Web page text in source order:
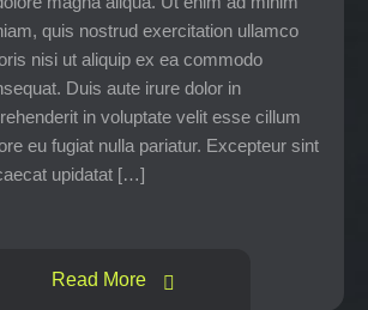
quis nostrud exercitation ullamco
nisi ut aliquip ex ea commodo
Duis aute irure dolor in
in voluptate velit esse cillum
eu fugiat nulla pariatur. Excepteur sint
upidatat […]
Read More